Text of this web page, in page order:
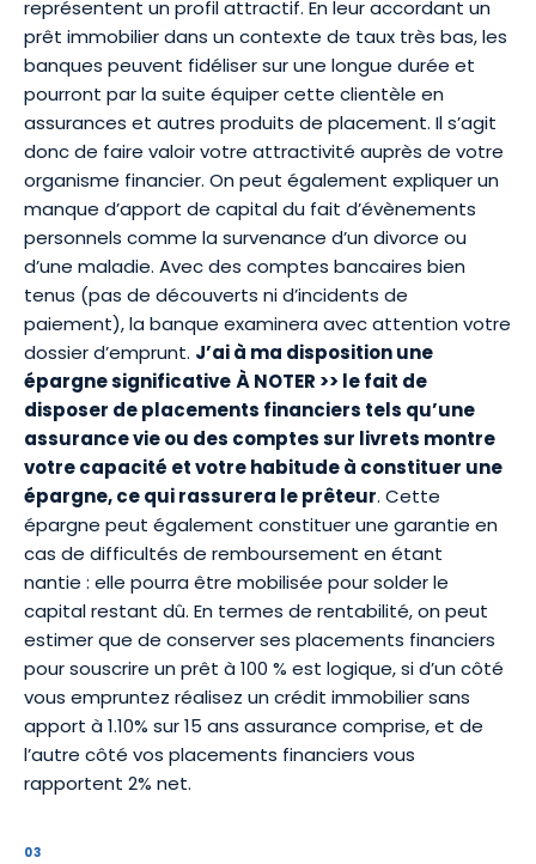
représentent un profil attractif. En leur accordant un
prêt immobilier dans un contexte de taux très bas, les
banques peuvent fidéliser sur une longue durée et
pourront par la suite équiper cette clientèle en
assurances et autres produits de placement. Il s’agit
donc de faire valoir votre attractivité auprès de votre
organisme financier. On peut également expliquer un
manque d’apport de capital du fait d’évènements
personnels comme la survenance d’un divorce ou
d’une maladie. Avec des comptes bancaires bien
tenus (pas de découverts ni d’incidents de
paiement), la banque examinera avec attention votre
dossier d’emprunt. J’ai à ma disposition une
épargne significativeÀ NOTER >> le fait de
disposer de placements financiers tels qu’une
assurance vie ou des comptes sur livrets montre
votre capacité et votre habitude à constituer une
épargne, ce qui rassurera le prêteur. Cette
épargne peut également constituer une garantie en
cas de difficultés de remboursement en étant
nantie : elle pourra être mobilisée pour solder le
capital restant dû. En termes de rentabilité, on peut
estimer que de conserver ses placements financiers
pour souscrire un prêt à 100 % est logique, si d’un côté
vous empruntez réalisez un crédit immobilier sans
apport à 1.10% sur 15 ans assurance comprise, et de
l’autre côté vos placements financiers vous
rapportent 2% net.